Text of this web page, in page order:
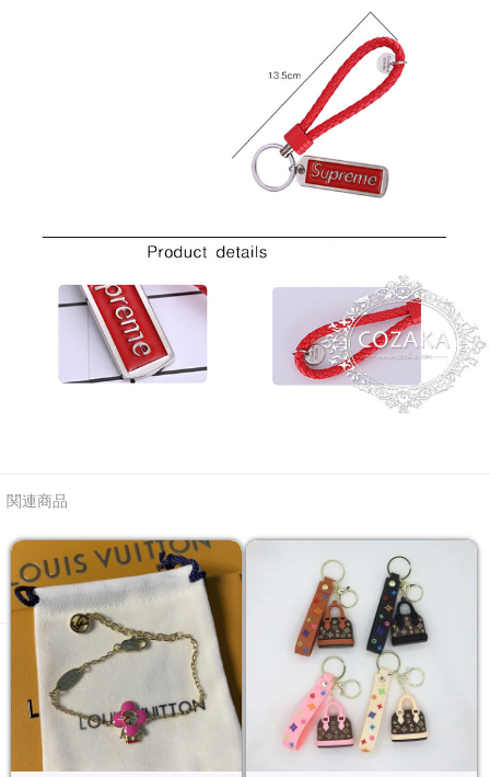
関連商品